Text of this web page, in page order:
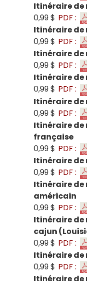
Itinéraire de
0,99 $ PDF :
Itinéraire de
0,99 $ PDF :
Itinéraire de
0,99 $ PDF :
Itinéraire de
0,99 $ PDF :
Itinéraire de
0,99 $ PDF :
Itinéraire de
française
0,99 $ PDF :
Itinéraire de
0,99 $ PDF :
Itinéraire de
américain
0,99 $ PDF :
Itinéraire de
cajun
0,99 $ PDF :
Itinéraire de
0,99 $ PDF :